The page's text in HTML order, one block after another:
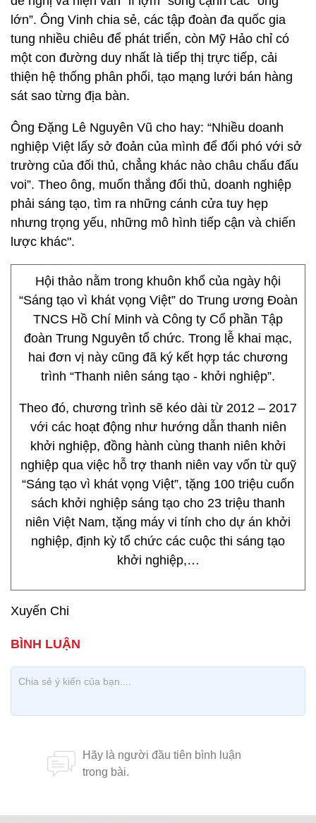
lớn”. Ông Vinh chia sẻ, các tập đoàn đa quốc gia
tung nhiều chiêu để phát triển, còn Mỹ Hảo chỉ có
một con đường duy nhất là tiếp thị trực tiếp, cải
thiện hệ thống phân phối, tạo mạng lưới bán hàng
sát sao từng địa bàn.
Ông Đặng Lê Nguyên Vũ cho hay: “Nhiều doanh
nghiệp Việt lấy sở đoản của mình để đối phó với sở
trường của đối thủ, chẳng khác nào châu chấu đấu
voi”. Theo ông, muốn thắng đối thủ, doanh nghiệp
phải sáng tạo, tìm ra những cánh cửa tuy hẹp
nhưng trọng yếu, những mô hình tiếp cận và chiến
lược khác".
Hội thảo nằm trong khuôn khổ của ngày hội
“Sáng tạo vì khát vọng Việt” do Trung ương Đoàn
TNCS Hồ Chí Minh và Công ty Cổ phần Tập
đoàn Trung Nguyên tổ chức. Trong lễ khai mạc,
hai đơn vị này cũng đã ký kết hợp tác chương
trình “Thanh niên sáng tạo - khởi nghiệp”.
Theo đó, chương trình sẽ kéo dài từ 2012 – 2017
với các hoạt động như hướng dẫn thanh niên
khởi nghiệp, đồng hành cùng thanh niên khởi
nghiệp qua việc hỗ trợ thanh niên vay vốn từ quỹ
“Sáng tạo vì khát vọng Việt”, tặng 100 triệu cuốn
sách khởi nghiệp sáng tạo cho 23 triệu thanh
niên Việt Nam, tặng máy vi tính cho dự án khởi
nghiệp, định kỳ tổ chức các cuộc thi sáng tạo
khởi nghiệp,…
Xuyến Chi